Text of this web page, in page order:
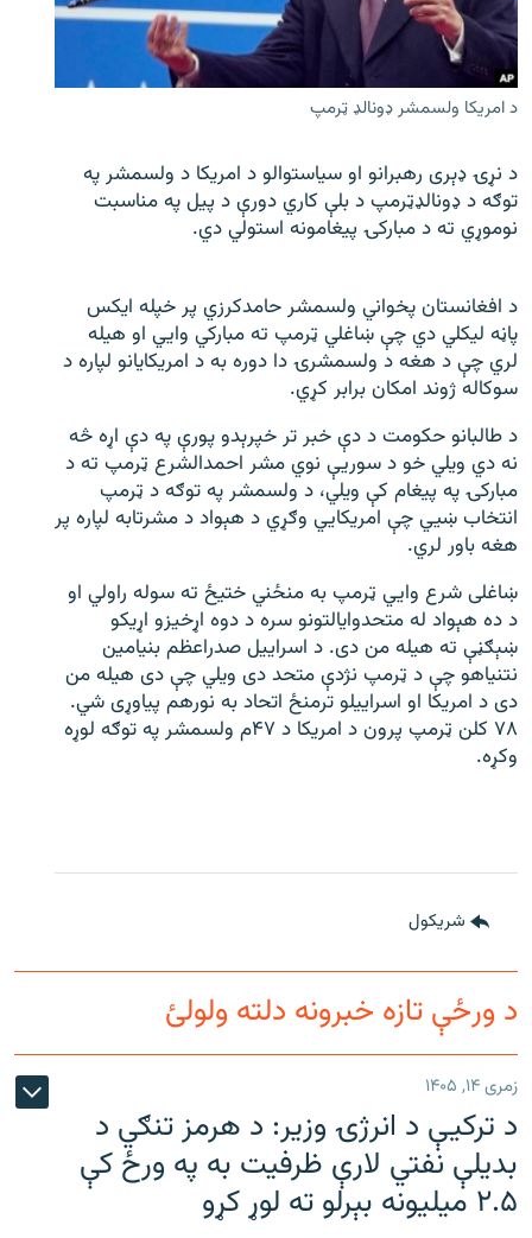
اړیکه
دري پاڼه
Azadi English
راسره ملګري شئ
د ازادې اروپا/ ازادي راډيو ټولې پاڼې
د امریکا ولسمشر ډونالډ ټرمپ
د نړۍ ډېری رهبرانو او سیاستوالو د امریکا د ولسمشر په
توګه د ډونالډټرمپ د بلې کاري دورې د پیل په مناسبت
نوموړي ته د مبارکۍ پیغامونه استولي دي.
د افغانستان پخواني ولسمشر حامدکرزي پر خپله ایکس
پاڼه لیکلي دي چې ښاغلي ټرمپ ته مبارکي وايي او هیله
لري چې د هغه د ولسمشرۍ دا دوره به د امریکايانو لپاره د
سوکاله ژوند امکان برابر کړي.
د طالبانو حکومت د دې خبر تر خپرېدو پورې په دې اړه څه
نه دي ویلي خو د سوریې نوي مشر احمدالشرع ټرمپ ته د
مبارکۍ په پیغام کې ویلي، د ولسمشر په توګه د ټرمپ
انتخاب ښيي چې امریکايي وګړي د هېواد د مشرتابه لپاره پر
هغه باور لري.
ښاغلی شرع وايي ټرمپ به منځني ختیځ ته سوله راولي او
د ده هېواد له متحدوایالتونو سره د دوه اړخیزو اړیکو
ښېګڼې ته هیله من دی. د اسراییل صدراعظم بنیامین
نتنیاهو چې د ټرمپ نژدې متحد دی ویلي چې دی هیله من
دی د امریکا او اسراییلو ترمنځ اتحاد به نورهم پیاوړی شي.
۷۸ کلن ټرمپ پرون د امریکا د ۴۷م ولسمشر په توګه لوړه
وکړه.
شريکول
د ورځې تازه خبرونه دلته ولولئ
زمری ۱۴, ۱۴۰۵
د ترکیې د انرژۍ وزیر: د هرمز تنګي د
بدیلې نفتي لارې ظرفیت به په ورځ کې
۲.۵ میلیونه بېرلو ته لوړ کړو